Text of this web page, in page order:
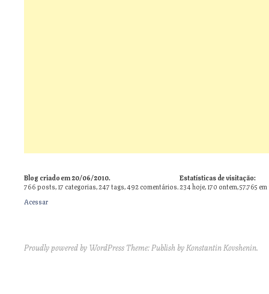
Blog criado em 20/06/2010.
766posts,17 categorias,247tags,492comentários.
Estatísticas de visitação:
234 hoje, 170 ontem, 57.765 em
Acessar
Proudly powered by WordPress Theme: Publish byKonstantin Kovshenin.